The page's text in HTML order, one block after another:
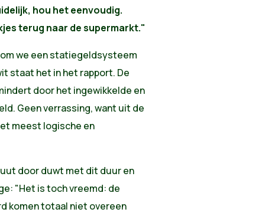
hou het eenvoudig.
terug naar de supermarkt."
we een statiegeldsysteem
staat het in het rapport. De
door het ingewikkelde en
Geen verrassing, want uit de
meest logische en
door duwt met dit duur en
"Het is toch vreemd: de
komen totaal niet overeen